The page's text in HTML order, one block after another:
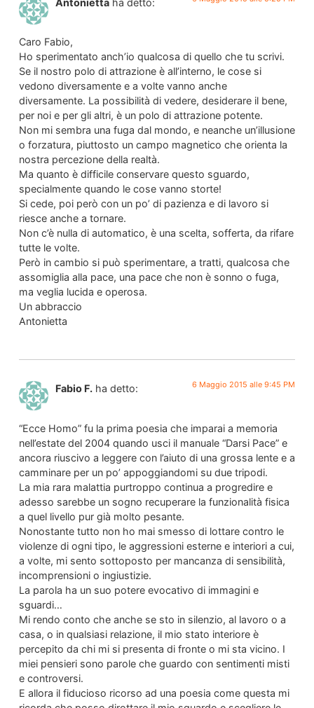
Caro Fabio,
Ho sperimentato anch’io qualcosa di quello che tu scrivi.
Se il nostro polo di attrazione è all’interno, le cose si
vedono diversamente e a volte vanno anche
diversamente. La possibilità di vedere, desiderare il bene,
per noi e per gli altri, è un polo di attrazione potente.
Non mi sembra una fuga dal mondo, e neanche un’illusione
o forzatura, piuttosto un campo magnetico che orienta la
nostra percezione della realtà.
Ma quanto è difficile conservare questo sguardo,
specialmente quando le cose vanno storte!
Si cede, poi però con un po’ di pazienza e di lavoro si
riesce anche a tornare.
Non c’è nulla di automatico, è una scelta, sofferta, da rifare
tutte le volte.
Però in cambio si può sperimentare, a tratti, qualcosa che
assomiglia alla pace, una pace che non è sonno o fuga,
ma veglia lucida e operosa.
Un abbraccio
Antonietta
Fabio F. ha detto: 6 Maggio 2015 alle 9:45 PM
“Ecce Homo” fu la prima poesia che imparai a memoria
nell’estate del 2004 quando usci il manuale “Darsi Pace” e
ancora riuscivo a leggere con l’aiuto di una grossa lente e a
camminare per un po’ appoggiandomi su due tripodi.
La mia rara malattia purtroppo continua a progredire e
adesso sarebbe un sogno recuperare la funzionalità fisica
a quel livello pur già molto pesante.
Nonostante tutto non ho mai smesso di lottare contro le
violenze di ogni tipo, le aggressioni esterne e interiori a cui,
a volte, mi sento sottoposto per mancanza di sensibilità,
incomprensioni o ingiustizie.
La parola ha un suo potere evocativo di immagini e
sguardi…
Mi rendo conto che anche se sto in silenzio, al lavoro o a
casa, o in qualsiasi relazione, il mio stato interiore è
percepito da chi mi si presenta di fronte o mi sta vicino. I
miei pensieri sono parole che guardo con sentimenti misti
e controversi.
E allora il fiducioso ricorso ad una poesia come questa mi